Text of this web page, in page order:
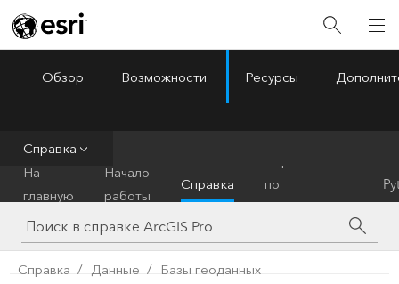
ArcGIS Pro
Обзор Возможности Ресурсы
Справка
На
главную
Начало
работы
Справка
по
инструментам
Справка Данные
Базы геоданных